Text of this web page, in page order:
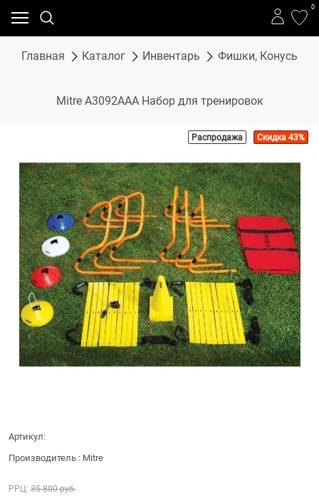
0
Главная Каталог Инвентарь Фишки, Конусы,
Mitre A3092AAA Набор для тренировок
Распродажа Скидка 43%
Артикул:
Производитель : Mitre
РРЦ: 35 800 руб.